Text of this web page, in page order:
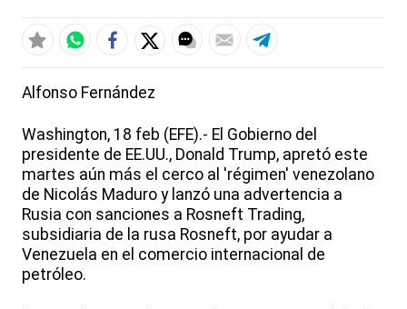
Alfonso Fernández
Washington, 18 feb (EFE).- El Gobierno del
presidente de EE.UU., Donald Trump, apretó este
martes aún más el cerco al 'régimen' venezolano
de Nicolás Maduro y lanzó una advertencia a
Rusia con sanciones a Rosneft Trading,
subsidiaria de la rusa Rosneft, por ayudar a
Venezuela en el comercio internacional de
petróleo.